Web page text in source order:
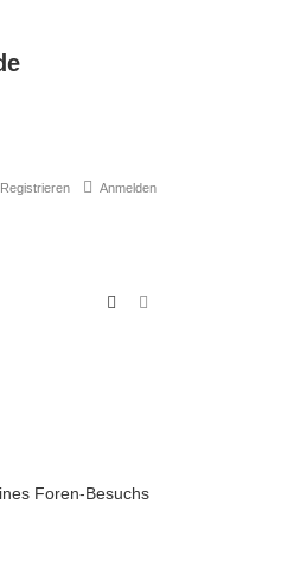
Anmelden
Registrieren
Suche
Foren-Besuchs